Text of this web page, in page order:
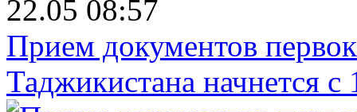
22.05 08:57
Прием документов
Таджикистана начнется с